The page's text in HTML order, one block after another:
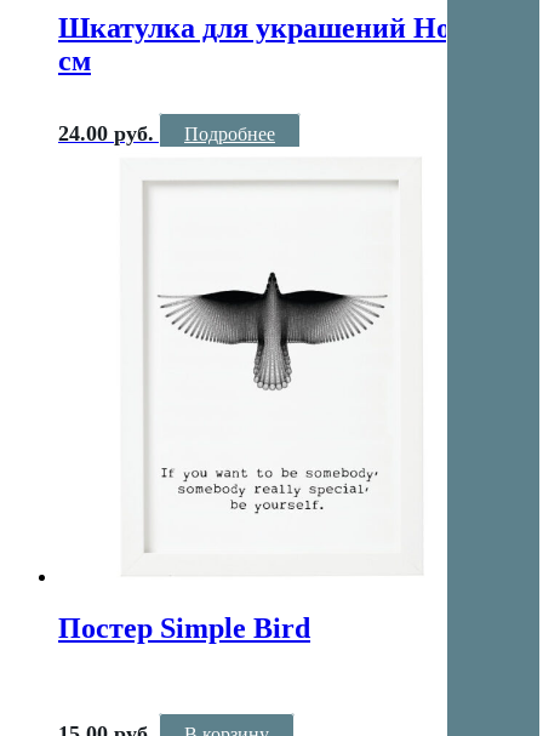
Шкатулка для украшений Home 17
см
24.00 руб. Подробнее
Постер Simple Bird